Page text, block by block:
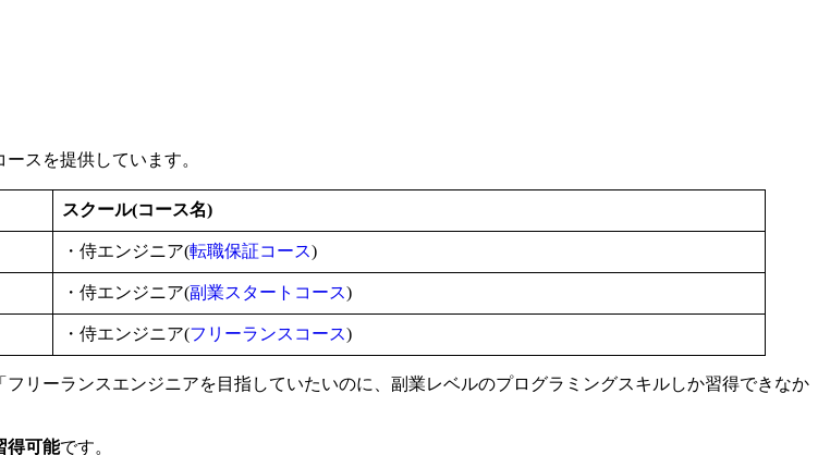
スを提供しています。
スクール(コース名)
・侍エンジニア(転職保証コース)
・侍エンジニア(副業スタートコース)
・侍エンジニア(フリーランスコース)
リーランスエンジニアを目指していたいのに、副業レベルのプログラミングスキルしか習得できなか
得可能です。